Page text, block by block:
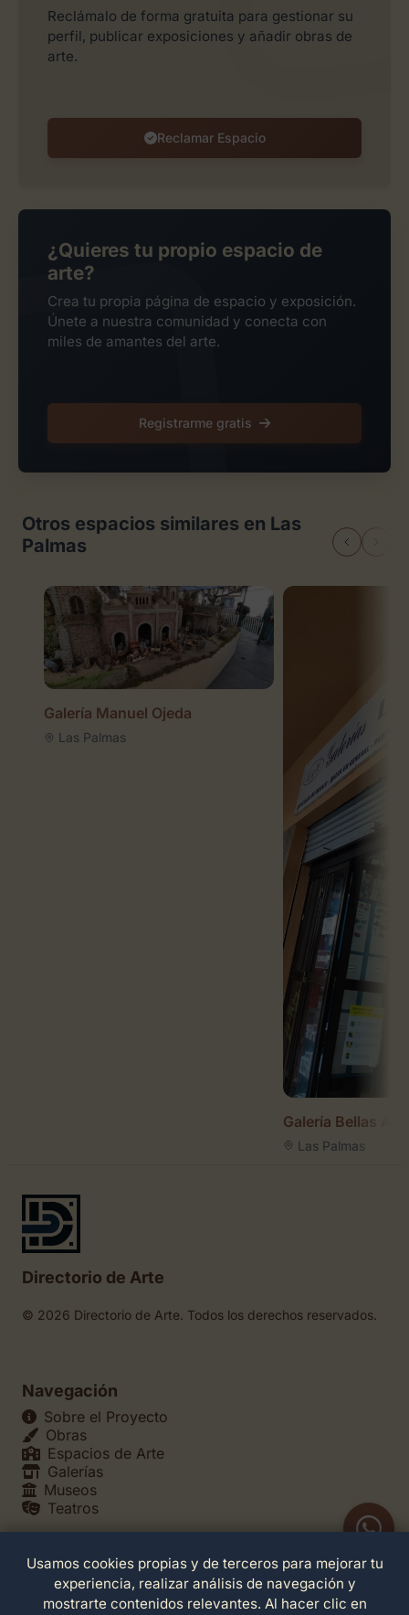
Reclámalo de forma gratuita para gestionar su
perfil, publicar exposiciones y añadir obras de
arte.
Reclamar Espacio
¿Quieres tu propio espacio de
arte?
Crea tu propia página de espacio y exposición.
Únete a nuestra comunidad y conecta con
miles de amantes del arte.
Registrarme gratis
Otros espacios similares en Las
Palmas
Galería Manuel Ojeda
Las Palmas
Galería Bellas
Las Palmas
Directorio de Arte
© 2026 Directorio de Arte. Todos los derechos reservados.
Navegación
Sobre el Proyecto
Obras
Espacios de Arte
Galerías
Museos
Teatros
Legales
Política de Privacidad
Usamos cookies propias y de terceros para mejorar tu
experiencia, realizar análisis de navegación y
mostrarte contenidos relevantes. Al hacer clic en